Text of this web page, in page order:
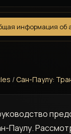
информация об
/ Сан-Паулу:
Паулу.